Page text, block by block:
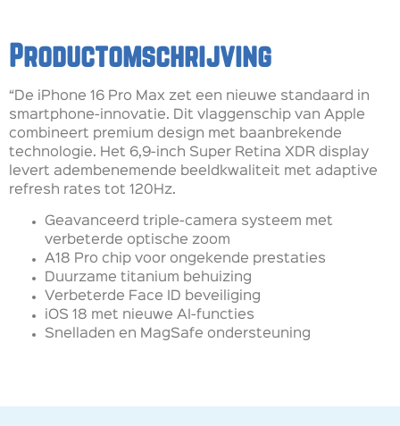
Productomschrijving
“De iPhone 16 Pro Max zet een nieuwe standaard in
smartphone-innovatie. Dit vlaggenschip van Apple
combineert premium design met baanbrekende
technologie. Het 6,9-inch Super Retina XDR display
levert adembenemende beeldkwaliteit met adaptive
refresh rates tot 120Hz.
Geavanceerd triple-camera systeem met
verbeterde optische zoom
A18 Pro chip voor ongekende prestaties
Duurzame titanium behuizing
Verbeterde Face ID beveiliging
iOS 18 met nieuwe AI-functies
Snelladen en MagSafe ondersteuning